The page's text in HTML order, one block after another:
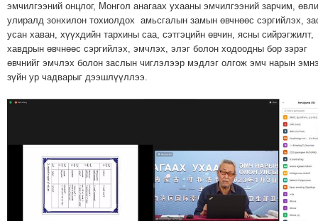
ТОДОТГОЛЫН
ЭРГЭН
ТОЙРОНД
ЕРӨНХИЙЛӨГЧИЙН
ЭРГЭН
29
СУРГУУЛИЙН
ТОЙРОНД
эмчилгээний онцлог, Монгол анагаах ухааны эмчилгээний зарчим,
улиралд зонхилон тохиолдох амьсгалын замын өвчнөөс сэргийлэх,
усан хаван, хүүхдийн тархины саа, сэтгэцийн өвчин, ясны сийрэгжилт,
хавдрын өвчнөөс сэргийлэх, эмчлэх, элэг болон ходоодны бор зэрэг
өвчнийг эмчлэх болон заслын чиглэлээр мэдлэг олгож эмч нарын
зүйн ур чадварыг дээшлүүллээ.